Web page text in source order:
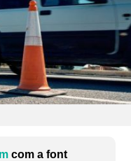
com a font